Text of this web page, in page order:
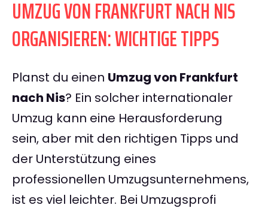
UMZUG VON FRANKFURT NACH NIS
ORGANISIEREN: WICHTIGE TIPPS
Planst du einen Umzug von Frankfurt
nach Nis? Ein solcher internationaler
Umzug kann eine Herausforderung
sein, aber mit den richtigen Tipps und
der Unterstützung eines
professionellen Umzugsunternehmens,
ist es viel leichter. Bei Umzugsprofi